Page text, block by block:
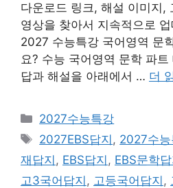
다운로드 링크, 해설 이미지,
영상을 찾아서 지속적으로
2027 수능특강 국어영역 문
요? 수능 국어영역 문학 파
답과 해설을 아래에서 … 더
카
테
리
2027수능특강
태
그
2027EBS답지 , 2027수능
재답지 , EBS답지 , EBS문학답
고3국어답지 , 고등국어답지 ,